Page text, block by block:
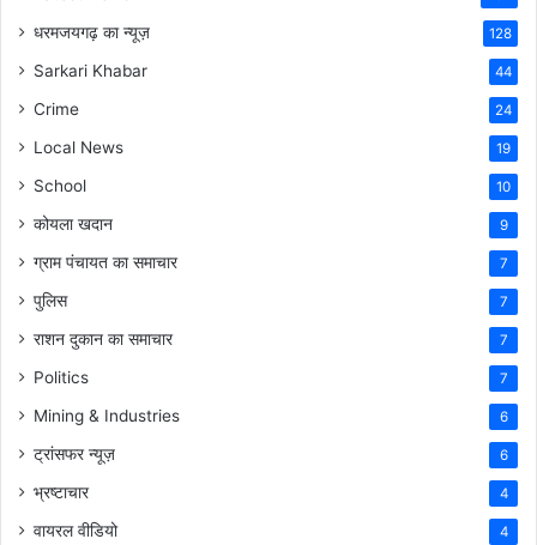
धरमजयगढ़ का न्यूज़ 128
Sarkari Khabar 44
Crime 24
Local News 19
School 10
कोयला खदान 9
ग्राम पंचायत का समाचार 7
पुलिस 7
राशन दुकान का समाचार 7
Politics 7
Mining & Industries 6
ट्रांसफर न्यूज़ 6
भ्रष्टाचार 4
वायरल वीडियो 4